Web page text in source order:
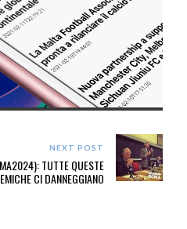
NEXT POST
TUTTE QUESTE
CI DANNEGGIANO